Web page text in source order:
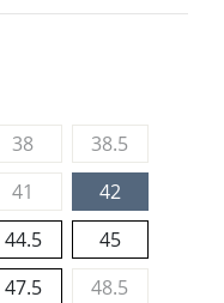
38
38.5
41
42
44.5
45
47.5
48.5